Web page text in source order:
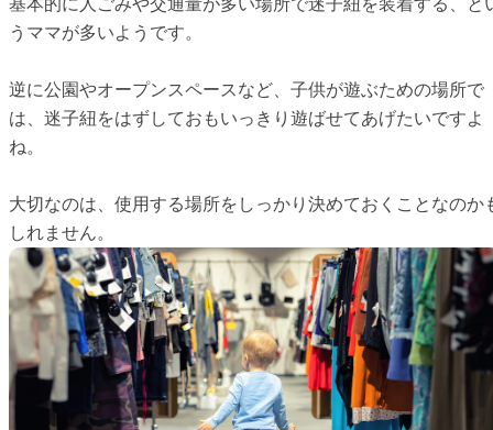
うママが多いようです。
逆に公園やオープンスペースなど、子供が遊ぶための場所で
は、迷子紐をはずしておもいっきり遊ばせてあげたいですよ
ね。
大切なのは、使用する場所をしっかり決めておくことなのか
しれません。